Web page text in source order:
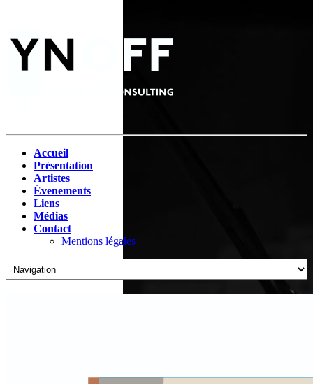
Accueil
Présentation
Artistes
Évenements
Liens
Médias
Contact
Mentions légales